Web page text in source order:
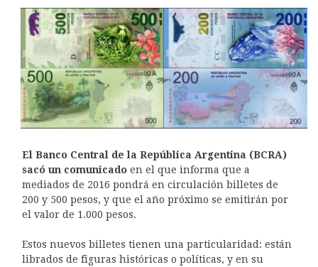
El Banco Central de la República Argentina (BCRA)
sacó un comunicadoen el que informa que a
mediados de 2016 pondrá en circulación billetes de
200 y 500 pesos, y que el año próximo se emitirán por
el valor de 1.000 pesos.
Estos nuevos billetes tienen una particularidad: están
librados de figuras históricas o políticas, y en su